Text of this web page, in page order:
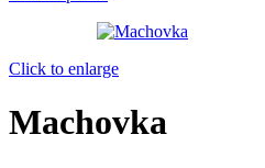
Click to enlarge
Machovka